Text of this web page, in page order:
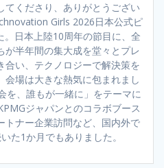
くださり、ありがとうござい
Girls 2026日本公式ピ
。日本上陸10周年の節目に、全
が半年間の集大成を堂々とプレ
合い、テクノロジーで解決策を
会場は大きな熱気に包まれまし
を、誰もが一緒に」をテーマに
ジャパンとのコラボブース
トナー企業訪問など、国内外で
た1か月でもありました。